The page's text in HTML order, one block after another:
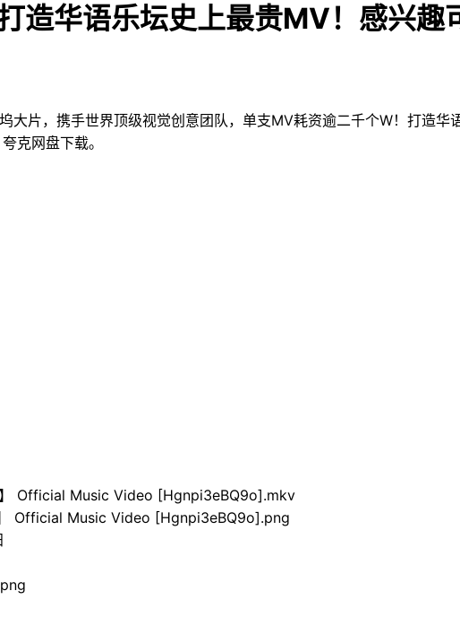
造华语乐坛史上最贵MV！感兴趣
大片，携手世界顶级视觉创意团队，单支MV耗资逾二千个W！打造
克网盘下载。
Official Music Video [Hgnpi3eBQ9o].mkv
Official Music Video [Hgnpi3eBQ9o].png